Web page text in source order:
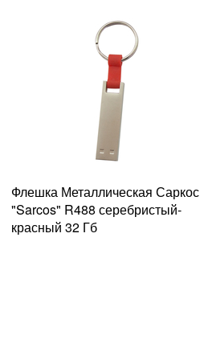
Флешка Металлическая Саркос
"Sarcos" R488 серебристый-
красный 32 Гб